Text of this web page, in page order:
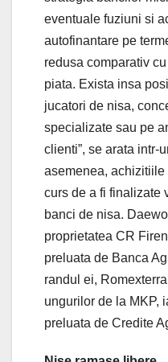
eventuale fuziuni si
autofinantare pe
redusa comparativ
piata. Exista insa
jucatori de nisa,
specializate sau pe
clienti”, se arata intr-
asemenea,
curs de a fi finalizate
banci de nisa.
proprietatea CR
preluata de Banca
randul ei,
ungurilor de la MKP,
preluata de Credite